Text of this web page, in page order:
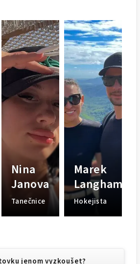
Nina
Janova
Tanečnice
Marek
Langhamer
Hokejista
jenom vyzkoušet?